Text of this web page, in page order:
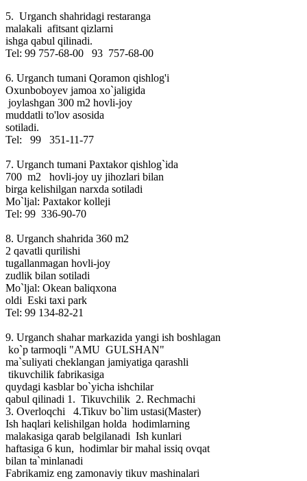
5. Urganch shahridagi restaranga
malakali afitsant qizlarni
ishga qabul qilinadi.
Tel: 99 757-68-00 93 757-68-00
6. Urganch tumani Qoramon qishlog'i
Oxunboboyev jamoa xo`jaligida
joylashgan 300 m2 hovli-joy
muddatli to'lov asosida
sotiladi.
Tel: 99 351-11-77
7. Urganch tumani Paxtakor qishlog`ida
700 m2 hovli-joy uy jihozlari bilan
birga kelishilgan narxda sotiladi
Mo`ljal: Paxtakor kolleji
Tel: 99 336-90-70
8. Urganch shahrida 360 m2
2 qavatli qurilishi
tugallanmagan hovli-joy
zudlik bilan sotiladi
Mo`ljal: Okean baliqxona
oldi Eski taxi park
Tel: 99 134-82-21
9. Urganch shahar markazida yangi ish boshlagan
ko`p tarmoqli "AMU GULSHAN"
ma`suliyati cheklangan jamiyatiga qarashli
tikuvchilik fabrikasiga
quydagi kasblar bo`yicha ishchilar
qabul qilinadi 1. Tikuvchilik 2. Rechmachi
3. Overloqchi 4.Tikuv bo`lim ustasi(Master)
Ish haqlari kelishilgan holda hodimlarning
malakasiga qarab belgilanadi Ish kunlari
haftasiga 6 kun, hodimlar bir mahal issiq ovqat
bilan ta`minlanadi
Fabrikamiz eng zamonaviy tikuv mashinalari